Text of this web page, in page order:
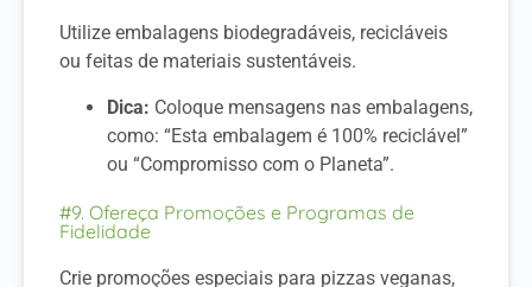
Utilize embalagens biodegradáveis, recicláveis
ou feitas de materiais sustentáveis.
Dica: Coloque mensagens nas embalagens,
como: “Esta embalagem é 100% reciclável”
ou “Compromisso com o Planeta”.
#9. Ofereça Promoções e Programas de
Fidelidade
Crie promoções especiais para pizzas veganas,